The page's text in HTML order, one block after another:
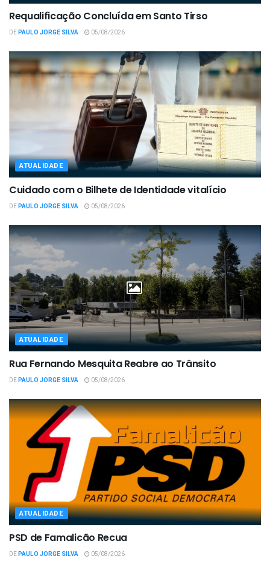
Requalificação Concluída em Santo Tirso
DEPAULO JORGE SILVA 05/08/2026
ATUALIDADE
Cuidado com o Bilhete de Identidade vitalício
DEPAULO JORGE SILVA 05/08/2026
ATUALIDADE
Rua Fernando Mesquita Reabre ao Trânsito
DEPAULO JORGE SILVA 05/08/2026
ATUALIDADE
PSD de Famalicão Recua
DEPAULO JORGE SILVA 05/08/2026